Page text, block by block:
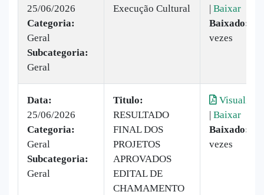
25/06/2026
Categoria:
Geral
Subcategoria:
Geral
Execução Cultural
| Baixar
Baixado:
vezes
Data:
25/06/2026
Categoria:
Geral
Subcategoria:
Geral
Titulo:
RESULTADO
FINAL DOS
PROJETOS
APROVADOS
EDITAL DE
CHAMAMENTO
Visualizar
| Baixar
Baixado:
vezes